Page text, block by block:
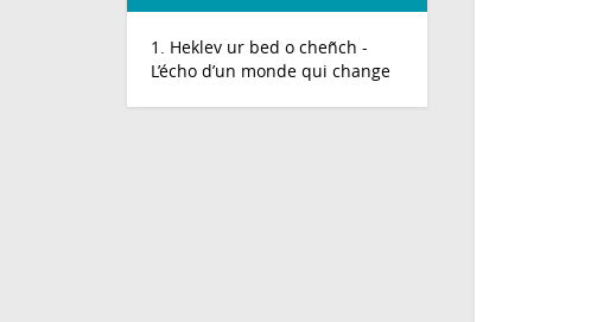
1. Heklev ur bed o cheñch -
L’écho d’un monde qui change